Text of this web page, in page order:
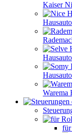
Kaiser
Warema
für